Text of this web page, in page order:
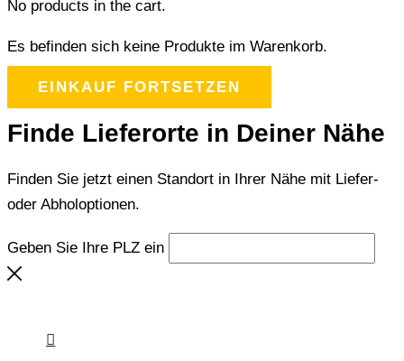
No products in the cart.
Es befinden sich keine Produkte im Warenkorb.
EINKAUF FORTSETZEN
Finde Lieferorte in Deiner Nähe
Finden Sie jetzt einen Standort in Ihrer Nähe mit Liefer-
oder Abholoptionen.
Geben Sie Ihre PLZ ein